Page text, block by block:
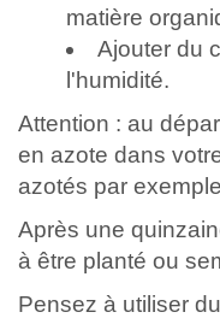
matière
Ajouter du
l'humidité.
Attention : au
en azote dans
azotés par
Après une
à être planté ou
Pensez à utiliser